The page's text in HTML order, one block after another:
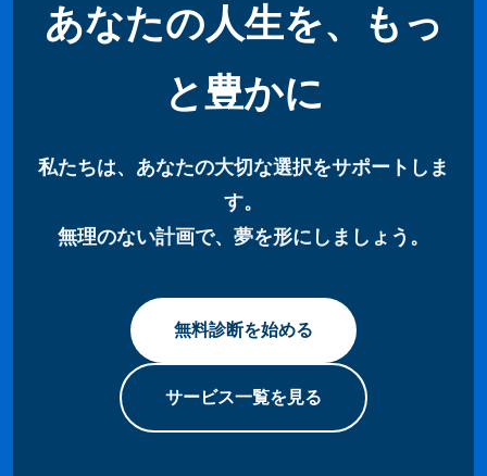
あなたの人生を、もっ
と豊かに
私たちは、あなたの大切な選択をサポートしま
す。
無理のない計画で、夢を形にしましょう。
無料診断を始める
サービス一覧を見る